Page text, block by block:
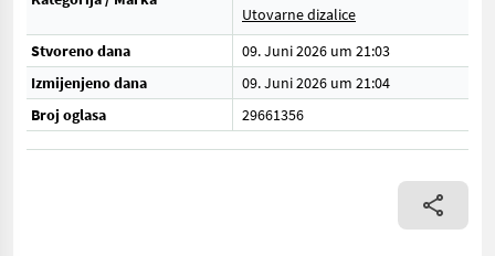
Utovarne dizalice
Stvoreno dana
09. Juni 2026 um 21:03
Izmijenjeno dana
09. Juni 2026 um 21:04
Broj oglasa
29661356